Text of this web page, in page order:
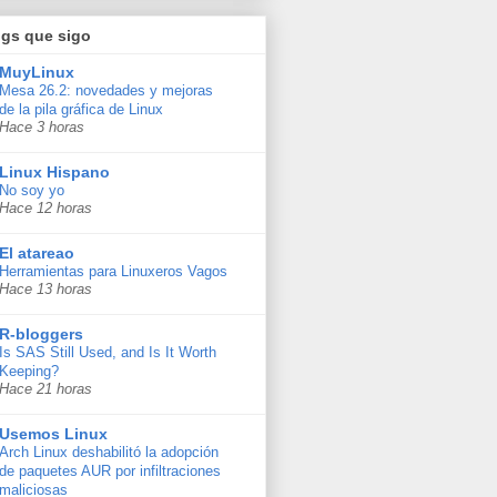
que sigo
MuyLinux
Mesa 26.2: novedades y mejoras
de la pila gráfica de Linux
Hace 3 horas
Linux Hispano
No soy yo
Hace 12 horas
El atareao
Herramientas para Linuxeros Vagos
Hace 13 horas
R-bloggers
Is SAS Still Used, and Is It Worth
Keeping?
Hace 21 horas
Usemos Linux
Arch Linux deshabilitó la adopción
de paquetes AUR por infiltraciones
maliciosas